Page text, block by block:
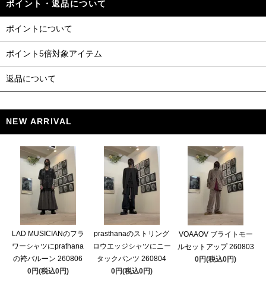
ポイント・返品について
ポイントについて
ポイント5倍対象アイテム
返品について
NEW ARRIVAL
LAD MUSICIANのフラ
ワーシャツにprathana
の袴バルーン 260806
0円(税込0円)
prasthanaのストリング
ロウエッジシャツにニー
タックパンツ 260804
0円(税込0円)
VOAAOV ブライトモー
ルセットアップ 260803
0円(税込0円)